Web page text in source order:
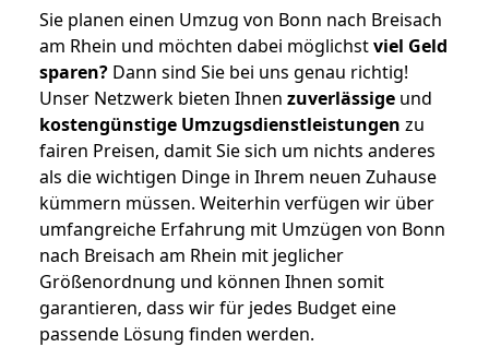
Sie planen einen Umzug von Bonn nach Breisach
am Rhein und möchten dabei möglichstviel Geld
sparen? Dann sind Sie bei uns genau richtig!
Unser Netzwerk bieten Ihnen zuverlässige und
kostengünstige Umzugsdienstleistungen zu
fairen Preisen, damit Sie sich um nichts anderes
als die wichtigen Dinge in Ihrem neuen Zuhause
kümmern müssen. Weiterhin verfügen wir über
umfangreiche Erfahrung mit Umzügen von Bonn
nach Breisach am Rhein mit jeglicher
Größenordnung und können Ihnen somit
garantieren, dass wir für jedes Budget eine
passende Lösung finden werden.